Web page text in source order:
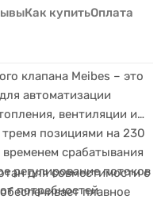
Как купитьОплата
клапана Meibes – это
автоматизации
вентиляции и
позициями на 230
срабатывания
регулирование потоков
потребностей
для совместимости с
плавное